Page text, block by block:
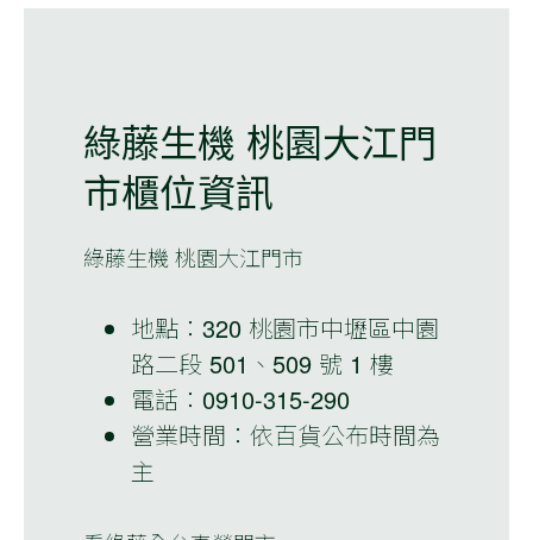
綠藤生機 桃園大江門
市櫃位資訊
綠藤生機 桃園大江門市
地點：320 桃園市中壢區中園
路二段 501、509 號 1 樓
電話：0910-315-290
營業時間：依百貨公布時間為
主